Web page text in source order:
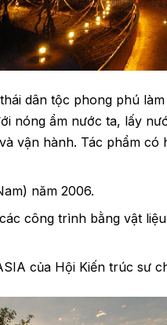
dân tộc phong phú
nóng ẩm nước ta, lấy
vận hành. Tác phẩm có
năm 2006.
công trình bằng vật
của Hội Kiến trúc sư